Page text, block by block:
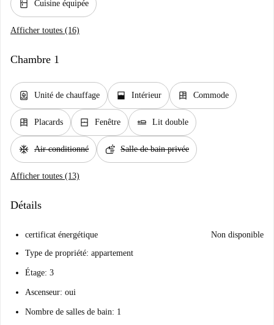
kitchen Cuisine équipée
Afficher toutes (16)
Chambre 1
water_heater Unité de chauffage window_open Intérieur dresser Commode
dresser Placards window_closed Fenêtre airline_seat_flat Lit double
ac_unit Air conditionné soap Salle de bain privée
Afficher toutes (13)
Détails
certificat énergétique
Non disponible
Type de propriété: appartement
Étage: 3
Ascenseur: oui
Nombre de salles de bain: 1